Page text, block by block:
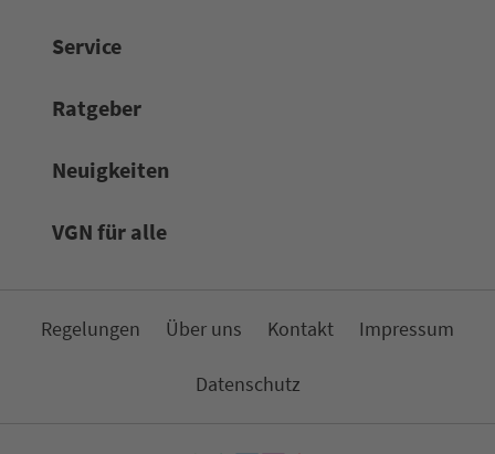
Service
Rat­ge­ber
Neuigkeiten
VGN für alle
Re­ge­lungen Über uns Kon­takt Impressum
Da­ten­schutz